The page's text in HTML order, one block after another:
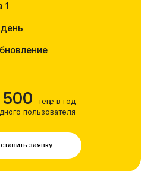
1
500
теңге в год
пользователя
заявку